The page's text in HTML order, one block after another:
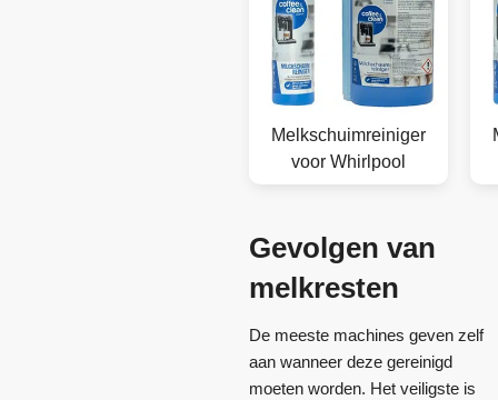
Melkschuimreiniger
voor Whirlpool
Gevolgen van
melkresten
De meeste machines geven zelf
aan wanneer deze gereinigd
moeten worden. Het veiligste is